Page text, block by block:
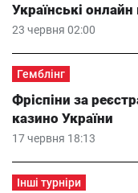
23 червня 02:00
Українські
Гемблінг
17 червня 18:13
Фріспіни за
казино України
Інші турніри